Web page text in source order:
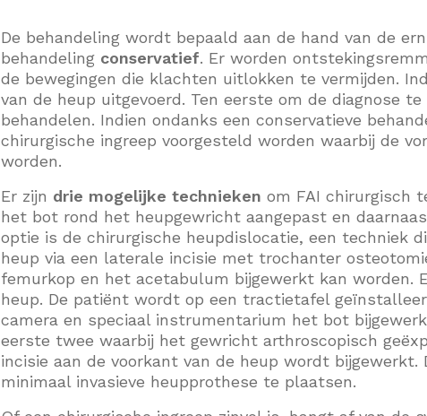
De behandeling wordt bepaald aan de hand van de
behandeling conservatief. Er worden
de bewegingen die klachten uitlokken te vermijden.
van de heup uitgevoerd. Ten eerste om de diagnose
behandelen. Indien ondanks een conservatieve
chirurgische ingreep voorgesteld worden waarbij de
worden.
Er zijn drie mogelijke technieken om FAI chirurgisch
het bot rond het heupgewricht aangepast en
optie is de chirurgische heupdislocatie, een techniek
heup via een laterale incisie met trochanter
femurkop en het acetabulum bijgewerkt kan worden.
heup. De patiënt wordt op een tractietafel
camera en speciaal instrumentarium het bot
eerste twee waarbij het gewricht arthroscopisch
incisie aan de voorkant van de heup wordt
minimaal invasieve heupprothese te plaatsen.